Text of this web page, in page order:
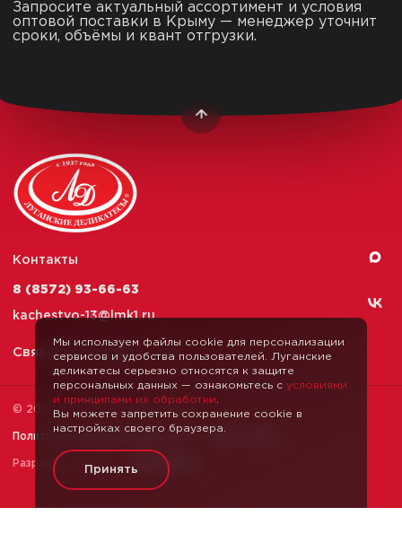
Мы используем файлы cookie для персонализации
сервисов и удобства пользователей. Луганские
деликатесы серьезно относятся к защите
персональных данных — ознакомьтесь с условиями
и принципами их обработки
Вы можете запретить сохранение cookie в
настройках своего браузера.
Принять
Запросите актуальный ассортимент и условия
оптовой поставки в Крыму — менеджер уточнит
сроки, объёмы и квант отгрузки.
Контакты
8 (8572) 93-66-63
kachestvo-13@lmk1.ru
Связаться с нами
© 2026 Луганские Деликатесы
Политика конфиденциальности Карта сайта
Разработка сайта — Webformula